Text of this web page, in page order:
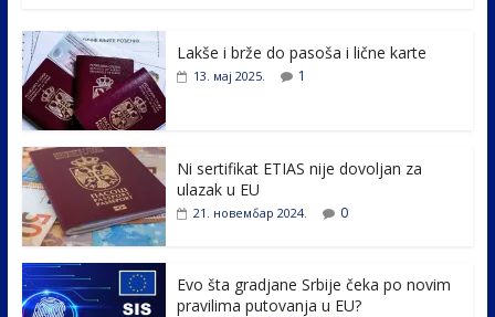
e
b
o
o
k
itt
er e
er ar
e
Lakše i brže do pasoša i lične karte
13. мај 2025. 1
Ni sertifikat ETIAS nije dovoljan za
ulazak u EU
21. новембар 2024. 0
Evo šta gradjane Srbije čeka po novim
pravilima putovanja u EU?